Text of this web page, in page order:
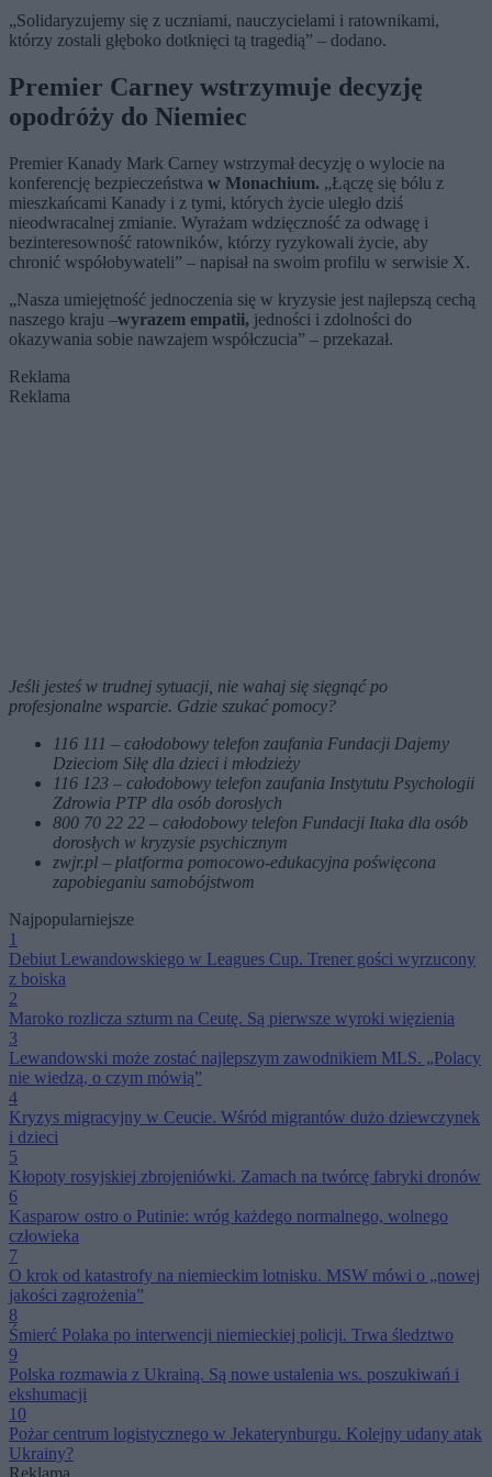
„Solidaryzujemy się z uczniami, nauczycielami i ratownikami,
którzy zostali głęboko dotknięci tą tragedią” – dodano.
Premier Carney wstrzymuje decyzję
opodróży do Niemiec
Premier Kanady Mark Carney wstrzymał decyzję o wylocie na
konferencję bezpieczeństwa w Monachium. „Łączę się bólu z
mieszkańcami Kanady i z tymi, których życie uległo dziś
nieodwracalnej zmianie. Wyrażam wdzięczność za odwagę i
bezinteresowność ratowników, którzy ryzykowali życie, aby
chronić współobywateli” – napisał na swoim profilu w serwisie X.
„Nasza umiejętność jednoczenia się w kryzysie jest najlepszą cechą
naszego kraju –wyrazem empatii, jedności i zdolności do
okazywania sobie nawzajem współczucia” – przekazał.
Reklama
Reklama
Jeśli jesteś w trudnej sytuacji, nie wahaj się sięgnąć po
profesjonalne wsparcie. Gdzie szukać pomocy?
116 111 – całodobowy telefon zaufania Fundacji Dajemy
Dzieciom Siłę dla dzieci i młodzieży
116 123 – całodobowy telefon zaufania Instytutu Psychologii
Zdrowia PTP dla osób dorosłych
800 70 22 22 – całodobowy telefon Fundacji Itaka dla osób
dorosłych w kryzysie psychicznym
zwjr.pl – platforma pomocowo-edukacyjna poświęcona
zapobieganiu samobójstwom
Najpopularniejsze
1
Debiut Lewandowskiego w Leagues Cup. Trener gości wyrzucony
z boiska
2
Maroko rozlicza szturm na Ceutę. Są pierwsze wyroki więzienia
3
Lewandowski może zostać najlepszym zawodnikiem MLS. „Polacy
nie wiedzą, o czym mówią”
4
Kryzys migracyjny w Ceucie. Wśród migrantów dużo dziewczynek
i dzieci
5
Kłopoty rosyjskiej zbrojeniówki. Zamach na twórcę fabryki dronów
6
Kasparow ostro o Putinie: wróg każdego normalnego, wolnego
człowieka
7
O krok od katastrofy na niemieckim lotnisku. MSW mówi o „nowej
jakości zagrożenia”
8
Śmierć Polaka po interwencji niemieckiej policji. Trwa śledztwo
9
Polska rozmawia z Ukrainą. Są nowe ustalenia ws. poszukiwań i
ekshumacji
10
Pożar centrum logistycznego w Jekaterynburgu. Kolejny udany atak
Ukrainy?
Reklama